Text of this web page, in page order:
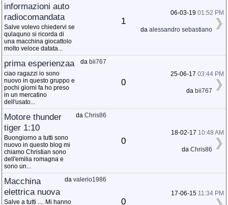
informazioni auto
radiocomandata
Salve volevo chiedervi se
qulaquno si ricorda di
una macchina giocattolo
molto veloce datata...
1
06-03-19 01:52 PM
da alessandro sebastiano
da bii767
prima esperienzaa
ciao ragazzi io sono
nuovo in questo gruppo e
pochi giorni fa ho preso
in un mercatino
dell'usato...
0
25-06-17 03:44 PM
da bii767
da Chris86
Motore thunder
tiger 1:10
Buongiorno a tutti sono
nuovo in questo blog mi
chiamo Christian sono
dell'emilia romagna e
sono un...
0
18-02-17 10:48 AM
da Chris86
da valerio1986
Macchina
elettrica nuova
Salve a tutti .... Mi hanno
0
17-06-15 11:34 PM